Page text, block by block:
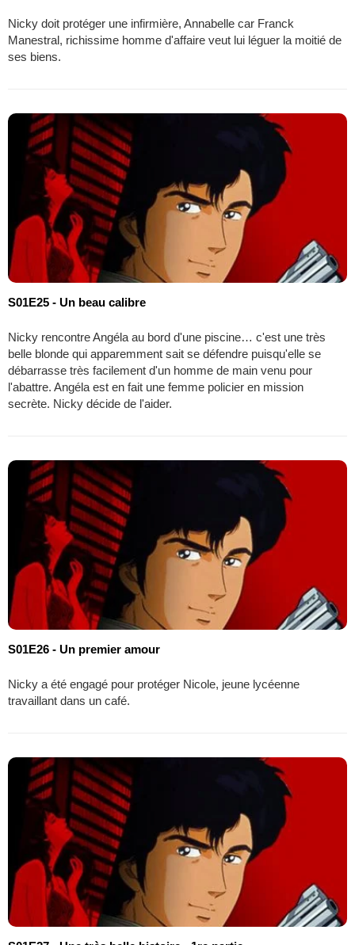
Nicky doit protéger une infirmière, Annabelle car Franck
Manestral, richissime homme d'affaire veut lui léguer la moitié de
ses biens.
S01E25 - Un beau calibre
Nicky rencontre Angéla au bord d'une piscine… c'est une très
belle blonde qui apparemment sait se défendre puisqu'elle se
débarrasse très facilement d'un homme de main venu pour
l'abattre. Angéla est en fait une femme policier en mission
secrète. Nicky décide de l'aider.
S01E26 - Un premier amour
Nicky a été engagé pour protéger Nicole, jeune lycéenne
travaillant dans un café.